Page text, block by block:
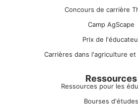
Concours de carrière
Camp AgScape
Prix de
Carrières dans l'agriculture et
Ressources
Ressources pour les
Bourses d'études